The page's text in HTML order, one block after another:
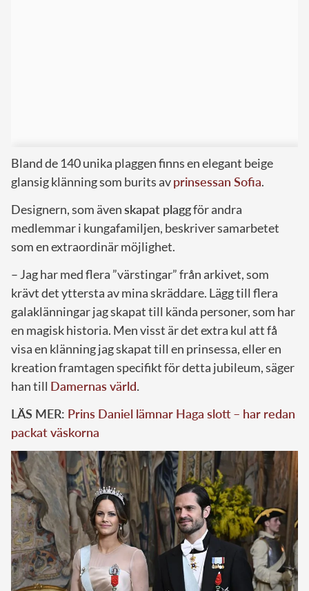
Bland de 140 unika plaggen finns en elegant beige
glansig klänning som burits avprinsessan Sofia.
Designern, som ävenskapat plaggför andra
medlemmar i kungafamiljen, beskriver samarbetet
som en extraordinär möjlighet.
– Jag har med flera ”värstingar” från arkivet, som
krävt det yttersta av mina skräddare. Lägg till flera
galaklänningar jag skapat till kända personer, som har
en magisk historia. Men visst är det extra kul att få
visa en klänning jag skapat till en prinsessa, eller en
kreation framtagen specifikt för detta jubileum, säger
han till Damernas värld.
LÄS MER: Prins Daniel lämnar Haga slott – har redan
packat väskorna